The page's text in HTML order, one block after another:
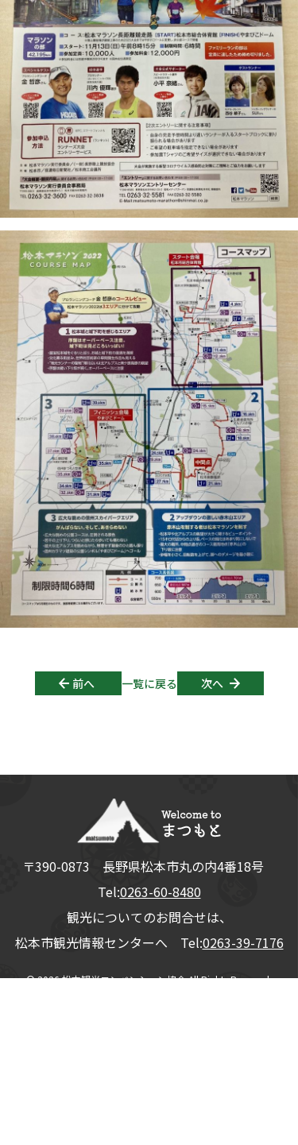
Post navigation
前へ 一覧に戻る 次へ
〒390-0873 長野県松本市丸の内4番18号
Tel:0263-60-8480
観光についてのお問合せは、
松本市観光情報センターへ Tel:0263-39-7176
© 2026松本観光コンベンション協会All Rights Reserved.